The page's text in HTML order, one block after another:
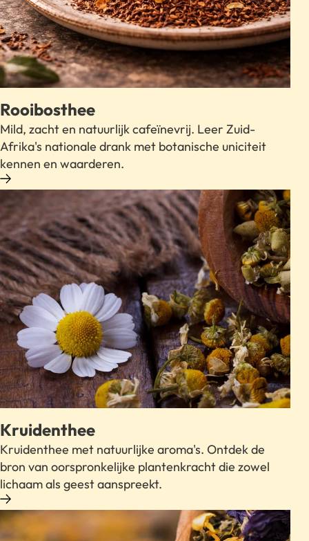
Rooibosthee
Mild, zacht en natuurlijk cafeïnevrij. Leer Zuid-
Afrika's nationale drank met botanische uniciteit
kennen en waarderen.
Kruidenthee
Kruidenthee met natuurlijke aroma's. Ontdek de
bron van oorspronkelijke plantenkracht die zowel
lichaam als geest aanspreekt.